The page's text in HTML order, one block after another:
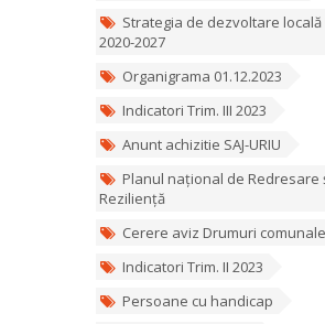
Strategia de dezvoltare locală
2020-2027
Organigrama 01.12.2023
Indicatori Trim. III 2023
Anunt achizitie SAJ-URIU
Planul național de Redresare
Reziliență
Cerere aviz Drumuri comunale
Indicatori Trim. II 2023
Persoane cu handicap